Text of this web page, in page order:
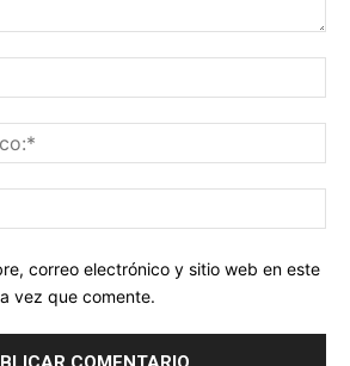
correo electrónico y sitio web en este
vez que comente.